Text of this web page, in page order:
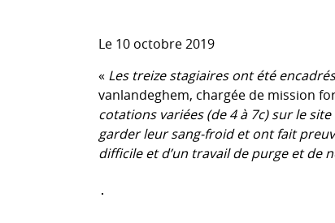
Le 10 octobre 2019
« Les treize stagiaires ont été
vanlandeghem, chargée de mission
cotations variées (de 4 à 7c) sur le
garder leur sang-froid et ont fait
difficile et d’un travail de purge et de